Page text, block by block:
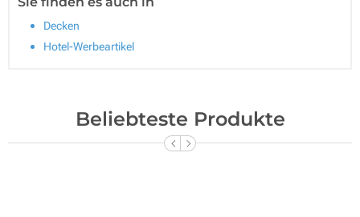
Decken
Hotel-Werbeartikel
Beliebteste Produkte